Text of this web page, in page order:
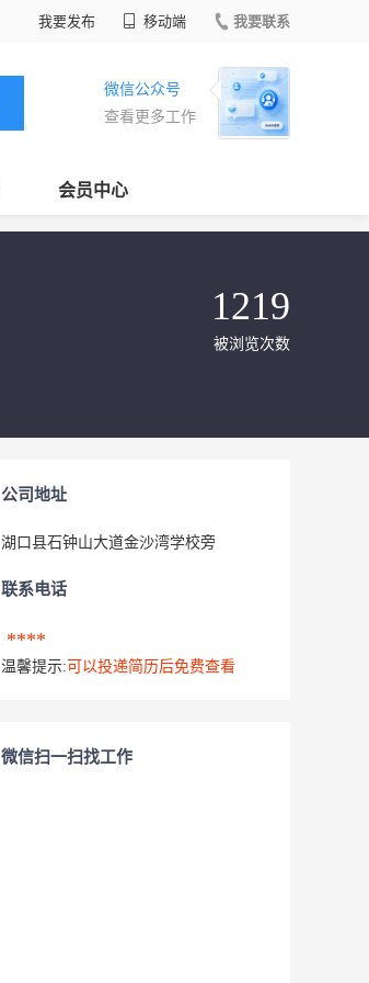
我要发布 移动端 我要联系
微信公众号
查看更多工作
会员中心
1219
被浏览次数
公司地址
湖口县石钟山大道金沙湾学校旁
联系电话
****
温馨提示: 可以投递简历后免费查看
微信扫一扫找工作